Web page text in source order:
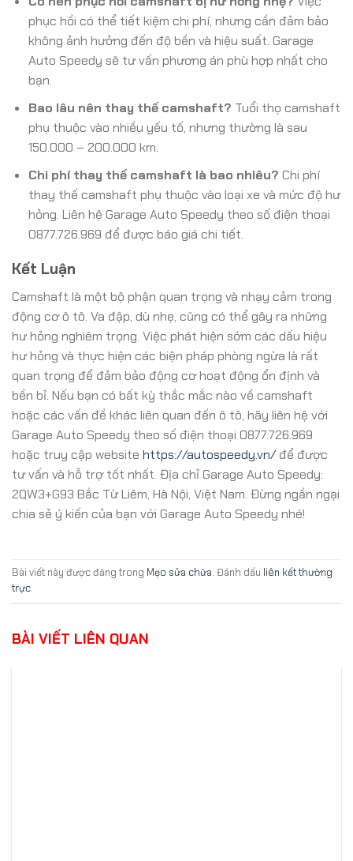
phục hồi có thể tiết kiệm chi phí, nhưng cần đảm bảo
không ảnh hưởng đến độ bền và hiệu suất. Garage
Auto Speedy sẽ tư vấn phương án phù hợp nhất cho
bạn.
Bao lâu nên thay thế camshaft? Tuổi thọ camshaft
phụ thuộc vào nhiều yếu tố, nhưng thường là sau
150.000 – 200.000 km.
Chi phí thay thế camshaft là bao nhiêu? Chi phí
thay thế camshaft phụ thuộc vào loại xe và mức độ hư
hỏng. Liên hệ Garage Auto Speedy theo số điện thoại
0877.726.969 để được báo giá chi tiết.
Kết Luận
Camshaft là một bộ phận quan trọng và nhạy cảm trong
động cơ ô tô. Va đập, dù nhẹ, cũng có thể gây ra những
hư hỏng nghiêm trọng. Việc phát hiện sớm các dấu hiệu
hư hỏng và thực hiện các biện pháp phòng ngừa là rất
quan trọng để đảm bảo động cơ hoạt động ổn định và
bền bỉ. Nếu bạn có bất kỳ thắc mắc nào về camshaft
hoặc các vấn đề khác liên quan đến ô tô, hãy liên hệ với
Garage Auto Speedy theo số điện thoại 0877.726.969
hoặc truy cập website https://autospeedy.vn/để được
tư vấn và hỗ trợ tốt nhất. Địa chỉ Garage Auto Speedy:
2QW3+G93 Bắc Từ Liêm, Hà Nội, Việt Nam. Đừng ngần ngại
chia sẻ ý kiến của bạn với Garage Auto Speedy nhé!
Bài viết này được đăng trong Mẹo sửa chữa. Đánh dấu liên kết thường
trực.
BÀI VIẾT LIÊN QUAN